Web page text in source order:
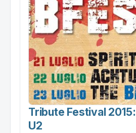
Tribute Festival
U2